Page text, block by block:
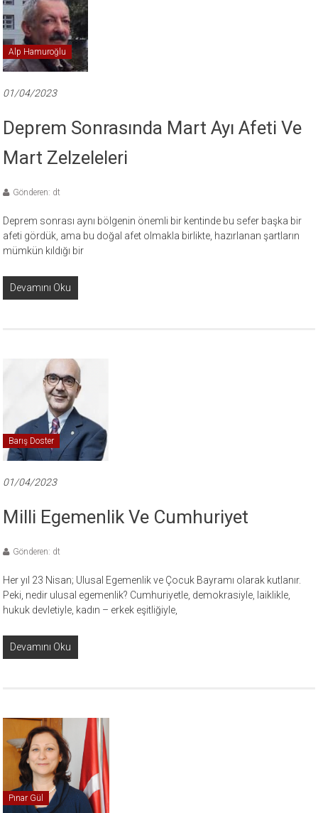
Alp Hamuroğlu
01/04/2023
Deprem Sonrasında Mart Ayı Afeti Ve
Mart Zelzeleleri
Gönderen: dt
Deprem sonrası aynı bölgenin önemli bir kentinde bu sefer başka bir
afeti gördük, ama bu doğal afet olmakla birlikte, hazırlanan şartların
mümkün kıldığı bir
Devamını Oku
Barış Doster
01/04/2023
Milli Egemenlik Ve Cumhuriyet
Gönderen: dt
Her yıl 23 Nisan; Ulusal Egemenlik ve Çocuk Bayramı olarak kutlanır.
Peki, nedir ulusal egemenlik? Cumhuriyetle, demokrasiyle, laiklikle,
hukuk devletiyle, kadın – erkek eşitliğiyle,
Devamını Oku
Pınar Gül